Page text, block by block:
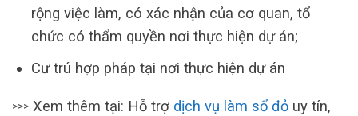
rộng việc làm, có xác nhận của cơ quan, tổ
chức có thẩm quyền nơi thực hiện dự án;
Cư trú hợp pháp tại nơi thực hiện dự án
>>> Xem thêm tại: Hỗ trợ dịch vụ làm sổ đỏ uy tín,